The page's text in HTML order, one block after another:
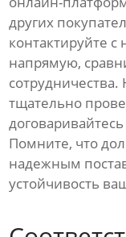
других
контактируйте
напрямую,
тщательно
Помните, что
надежным
устойчивость